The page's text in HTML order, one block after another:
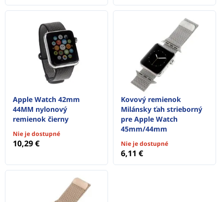
Apple Watch 42mm
44MM nylonový
remienok čierny
Nie je dostupné
10,29 €
Kovový remienok
Milánsky ťah strieborný
pre Apple Watch
45mm/44mm
Nie je dostupné
6,11 €